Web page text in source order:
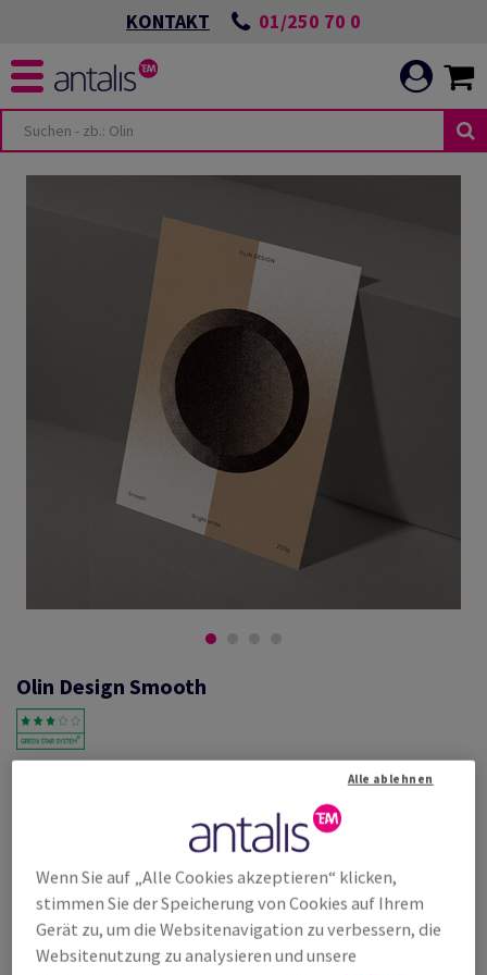
KONTAKT 01/250 70 0
Olin Design Smooth
Olin, Smooth, Bright White, satiniert, holzfrei ECF, 150g/m2, 720mm x
1020mm, B1+, SB, Paket zu 125 Bogen/Blatt, FSC Mix Credit
Weitere Produktinformationen
Listenpreis
€ 697,95 25,00% Rabatt
möglich ab
Wenn Sie auf „Alle Cookies akzeptieren“ klicken,
stimmen Sie der Speicherung von Cookies auf Ihrem
Gerät zu, um die Websitenavigation zu verbessern, die
Websitenutzung zu analysieren und unsere
Alle ablehnen